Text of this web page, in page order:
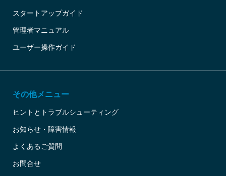
スタートアップガイド
管理者マニュアル
ユーザー操作ガイド
その他メニュー
ヒントとトラブルシューティング
お知らせ・障害情報
よくあるご質問
お問合せ